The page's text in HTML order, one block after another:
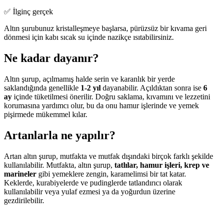
✅ İlginç gerçek
Altın şurubunuz kristalleşmeye başlarsa, pürüzsüz bir kıvama geri
dönmesi için kabı sıcak su içinde nazikçe ısıtabilirsiniz.
Ne kadar dayanır?
Altın şurup, açılmamış halde serin ve karanlık bir yerde
saklandığında genellikle 1-2 yıl dayanabilir. Açıldıktan sonra ise 6
ay içinde tüketilmesi önerilir. Doğru saklama, kıvamını ve lezzetini
korumasına yardımcı olur, bu da onu hamur işlerinde ve yemek
pişirmede mükemmel kılar.
Artanlarla ne yapılır?
Artan altın şurup, mutfakta ve mutfak dışındaki birçok farklı şekilde
kullanılabilir. Mutfakta, altın şurup, tatlılar, hamur işleri, krep ve
marineler gibi yemeklere zengin, karamelimsi bir tat katar.
Keklerde, kurabiyelerde ve pudinglerde tatlandırıcı olarak
kullanılabilir veya yulaf ezmesi ya da yoğurdun üzerine
gezdirilebilir.